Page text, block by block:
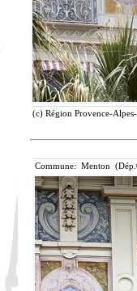
(c) Région Provence-
Commune: Menton